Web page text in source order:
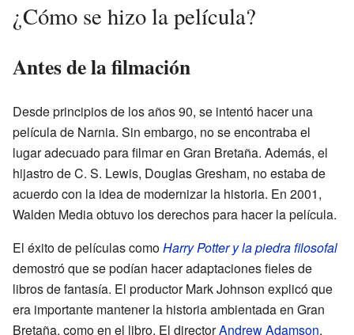
¿Cómo se hizo la película?
Antes de la filmación
Desde principios de los años 90, se intentó hacer una
película de Narnia. Sin embargo, no se encontraba el
lugar adecuado para filmar en Gran Bretaña. Además, el
hijastro de C. S. Lewis, Douglas Gresham, no estaba de
acuerdo con la idea de modernizar la historia. En 2001,
Walden Media obtuvo los derechos para hacer la película.
El éxito de películas comoHarry Potter y la piedra filosofal
demostró que se podían hacer adaptaciones fieles de
libros de fantasía. El productor Mark Johnson explicó que
era importante mantener la historia ambientada en Gran
Bretaña, como en el libro. El directorAndrew Adamson,